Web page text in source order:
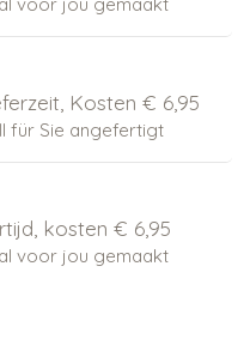
voor jou gemaakt
Kosten € 6,95
für Sie angefertigt
kosten € 6,95
voor jou gemaakt